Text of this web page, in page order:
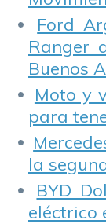
Ford
Ranger
Buenos
Moto y
para
la
BYD
eléctrico